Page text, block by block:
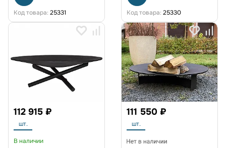
Код товара: 25331
Код товара: 25330
112 915 ₽
шт.
В наличии
111 550 ₽
шт.